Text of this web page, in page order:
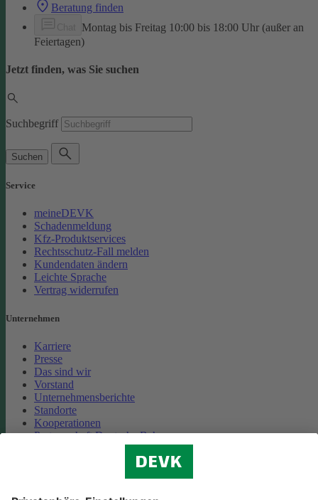
Beratung finden
Montag bis Freitag 10:00 bis 18:00 Uhr (außer an
Feiertagen)
Jetzt finden, was Sie suchen
Suchbegriff
Suchen
Service
meineDEVK
Schadenmeldung
Kfz-Produktservices
Rechtsschutz-Fall melden
Kundendaten ändern
Leichte Sprache
Vertrag widerrufen
Unternehmen
Karriere
Presse
Das sind wir
Vorstand
Unternehmensberichte
Standorte
Kooperationen
Partnerschaft Deutsche Bahn